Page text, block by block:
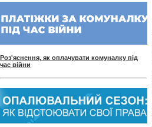
Роз'яснення, як оплачувати комуналку під
час війни